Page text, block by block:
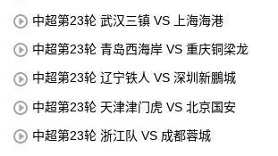
中超第23轮 武汉三镇 VS 上海海港
中超第23轮 青岛西海岸 VS 重庆铜梁龙
中超第23轮 辽宁铁人 VS 深圳新鵬城
中超第23轮 天津津门虎 VS 北京国安
中超第23轮 浙江队 VS 成都蓉城